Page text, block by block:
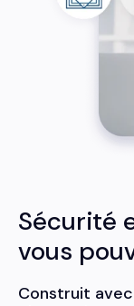
Sécurité
vous
Construit